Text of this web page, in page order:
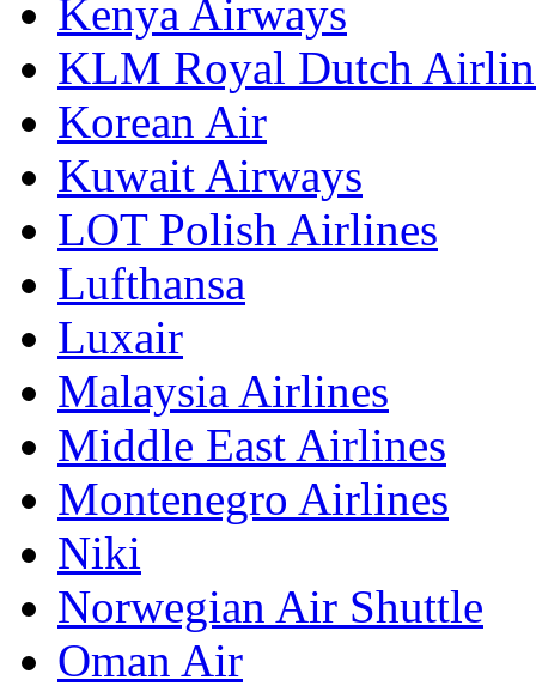
Kenya Airways
KLM Royal Dutch
Korean Air
Kuwait Airways
LOT Polish Airlines
Lufthansa
Luxair
Malaysia Airlines
Middle East Airlines
Montenegro Airlines
Niki
Norwegian Air Shuttle
Oman Air